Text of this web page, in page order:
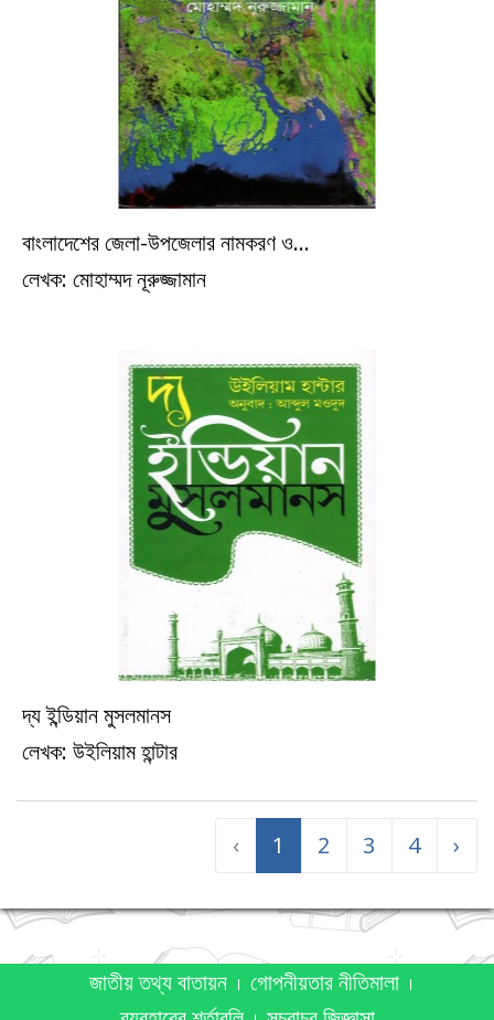
বাংলাদেশের জেলা-উপজেলার নামকরণ ও...
লেখক: মোহাম্মদ নূরুজ্জামানইতিহাস
দ্য ইন্ডিয়ান মুসলমানস
লেখক: উইলিয়াম হান্টার
‹ 1 2 3 4 ›
জাতীয় তথ্য বাতায়ন
গোপনীয়তার নীতিমালা